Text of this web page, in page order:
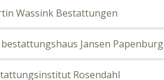
Wassink Bestattungen
Jansen Papenburg
Rosendahl